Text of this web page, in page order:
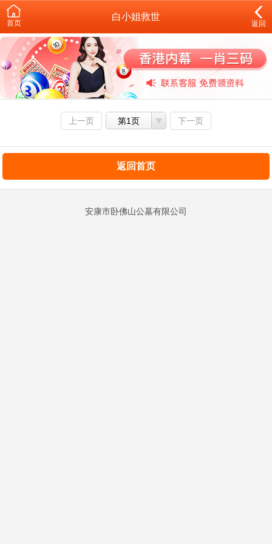
首页
白小姐救世
返回
上一页 第1页 下一页
返回首页
安康市卧佛山公墓有限公司